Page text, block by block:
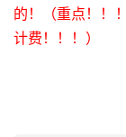
的！（重点！！
计费！！！）